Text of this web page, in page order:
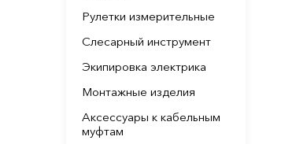
Рулетки измерительные
Слесарный инструмент
Экипировка электрика
Монтажные изделия
Аксессуары к кабельным
муфтам